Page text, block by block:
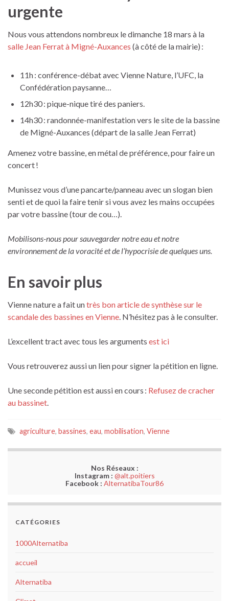
urgente
Nous vous attendons nombreux le dimanche 18 mars à la
salle Jean Ferrat à Migné-Auxances (à côté de la mairie) :
11h : conférence-débat avec Vienne Nature, l’UFC, la
Confédération paysanne…
12h30 : pique-nique tiré des paniers.
14h30 : randonnée-manifestation vers le site de la bassine
de Migné-Auxances (départ de la salle Jean Ferrat)
Amenez votre bassine, en métal de préférence, pour faire un
concert !
Munissez vous d’une pancarte/panneau avec un slogan bien
senti et de quoi la faire tenir si vous avez les mains occupées
par votre bassine (tour de cou…).
Mobilisons-nous pour sauvegarder notre eau et notre
environnement de la voracité et de l’hypocrisie de quelques uns.
En savoir plus
Vienne nature a fait untrès bon article de synthèse sur le
scandale des bassines en Vienne . N’hésitez pas à le consulter.
L’excellent tract avec tous les arguments est ici
Vous retrouverez aussi un lien pour signer la pétition en ligne.
Une seconde pétition est aussi en cours : Refusez de cracher
au bassinet
agriculture, bassines, eau, mobilisation, Vienne
Nos Réseaux :
Instagram : @alt.poitiers
Facebook : AlternatibaTour86
CATÉGORIES
1000Alternatiba
accueil
Alternatiba